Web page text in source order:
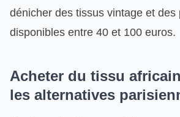
dénicher des tissus vintage et des
disponibles entre 40 et 100 euros.
Acheter du tissu
les alternatives